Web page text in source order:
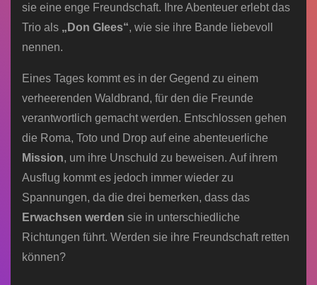
sie eine enge Freundschaft. Ihre Abenteuer erlebt das
Trio als „Don Glees“, wie sie ihre Bande liebevoll
nennen.
Eines Tages kommt es in der Gegend zu einem
verheerenden Waldbrand, für den die Freunde
verantwortlich gemacht werden. Entschlossen gehen
die Roma, Toto und Drop auf eine abenteuerliche
Mission, um ihre Unschuld zu beweisen. Auf ihrem
Ausflug kommt es jedoch immer wieder zu
Spannungen, da die drei bemerken, dass das
Erwachsen werden sie in unterschiedliche
Richtungen führt. Werden sie ihre Freundschaft retten
können?